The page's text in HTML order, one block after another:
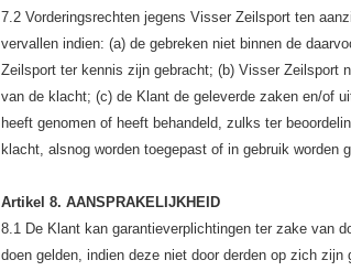
7.2 Vorderingsrechten jegens Visser Zeilsport ten
vervallen indien: (a) de gebreken niet binnen de
Zeilsport ter kennis zijn gebracht; (b) Visser Zeilsport
van de klacht; (c) de Klant de geleverde zaken en/of
heeft genomen of heeft behandeld, zulks ter
klacht, alsnog worden toegepast of in gebruik worden
Artikel 8. AANSPRAKELIJKHEID
8.1 De Klant kan garantieverplichtingen ter zake van
doen gelden, indien deze niet door derden op zich